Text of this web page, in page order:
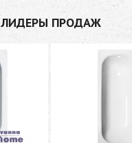
ЛИДЕРЫ ПРОДАЖ